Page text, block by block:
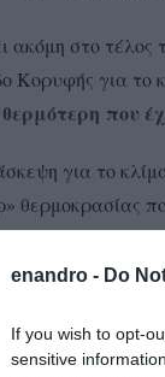
enandro - Do
If you wish to opt-
sensitive
ακόμη στο
Κορυφής για το
θερμότερη που
για το
θερμοκρασίας
του
οι μέσες
από το 2016, που